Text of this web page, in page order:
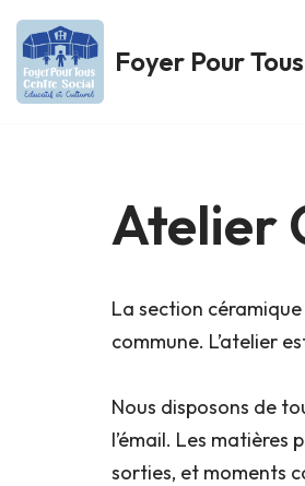
Aller
au
Foyer Pour
Atelier
La section
commune. L’atelier
Nous disposons de
l’émail. Les matières
sorties, et moments